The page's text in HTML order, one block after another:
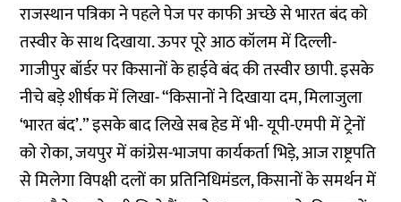
राजस्थान पत्रिका ने पहले पेज पर काफी अच्छे से भारत बंद को
तस्वीर के साथ दिखाया. ऊपर पूरे आठ कॉलम में दिल्ली-
गाजीपुर बॉर्डर पर किसानों के हाईवे बंद की तस्वीर छापी. इसके
नीचे बड़े शीर्षक में लिखा- “किसानों ने दिखाया दम, मिलाजुला
‘भारत बंद’.” इसके बाद लिखे सब हेड में भी- यूपी-एमपी में ट्रेनों
को रोका, जयपुर में कांग्रेस-भाजपा कार्यकर्ता भिड़े, आज राष्ट्रपति
से मिलेगा विपक्षी दलों का प्रतिनिधिमंडल, किसानों के समर्थन में